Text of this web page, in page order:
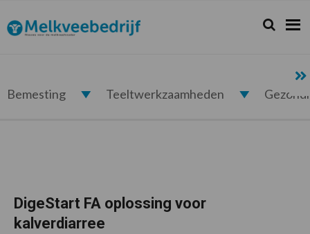
de
hoofdnavigatie
de
hoofd
de
eerste
de
voettekst
Melkveebedrijf.nl Zoeken...
Zoek
Bemesting Teeltwerkzaamheden
DigeStart FA oplossing voor
kalverdiarree